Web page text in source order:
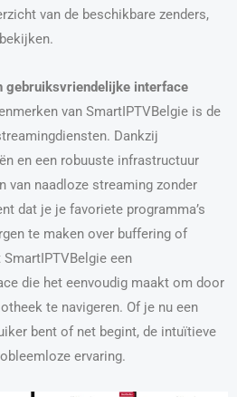
van de beschikbare zenders,
bekijken.
gebruiksvriendelijke interface
van SmartIPTVBelgie is de
Dankzij
en een robuuste infrastructuur
van naadloze streaming zonder
dat je je favoriete programma’s
te maken over buffering of
een
die het eenvoudig maakt om door
te navigeren. Of je nu een
bent of net begint, de intuïtieve
ervaring.